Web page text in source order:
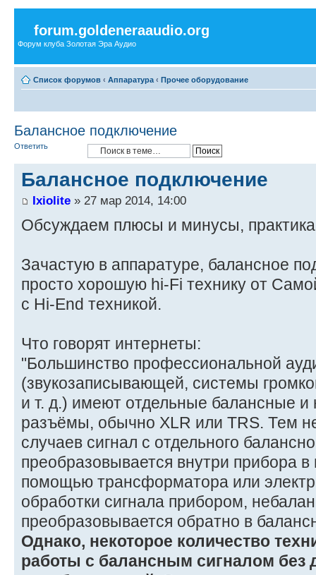
forum.goldeneraaudio.org
Форум клуба Золотая Эра Аудио
Список форумов ‹ Аппаратура ‹ Прочее оборудование
Балансное подключение
Ответить
Балансное подключение
Ixiolite » 27 мар 2014, 14:00
Обсуждаем плюсы и минусы,
Зачастую в аппаратуре, балансное
просто хорошую hi-Fi технику от
с Hi-End техникой.
Что говорят интернеты:
"Большинство профессиональной
(звукозаписывающей, системы
и т. д.) имеют отдельные балансные
разъёмы, обычно XLR или TRS. Тем
случаев сигнал с отдельного
преобразовывается внутри прибора
помощью трансформатора или
обработки сигнала прибором,
преобразовывается обратно в
Однако, некоторое количество
работы с балансным сигналом без